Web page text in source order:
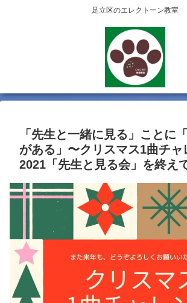
足立区のエレクトーン教室
「先生と一緒に見る」ことに
がある」〜クリスマス1曲チャ
2021「先生と見る会」を終え